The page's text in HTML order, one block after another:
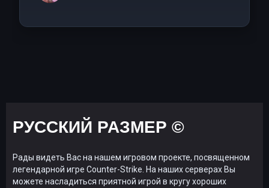
РУССКИЙ РАЗМЕР ©
Рады видеть Вас на нашем игровом проекте, посвященном
легендарной игре Counter-Strike. На наших серверах Вы
можете насладиться приятной игрой в кругу хороших